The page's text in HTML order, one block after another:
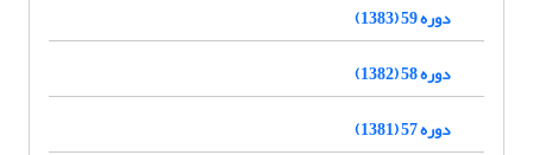
دوره 59 (1383)
دوره 58 (1382)
دوره 57 (1381)